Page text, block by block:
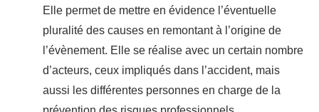
Elle permet de mettre en évidence l’éventuelle
pluralité des causes en remontant à l’origine de
l’évènement. Elle se réalise avec un certain nombre
d’acteurs, ceux impliqués dans l’accident, mais
aussi les différentes personnes en charge de la